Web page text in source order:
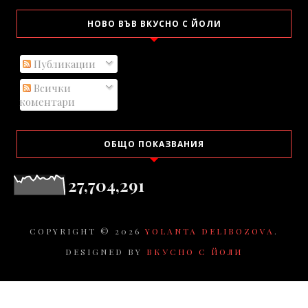
НОВО ВЪВ ВКУСНО С ЙОЛИ
Публикации
Всички
коментари
ОБЩО ПОКАЗВАНИЯ
27,704,291
COPYRIGHT © 2026 YOLANTA DELIBOZOVA .
DESIGNED BY ВКУСНО С ЙОЛИ